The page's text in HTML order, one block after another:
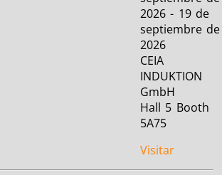
2026 - 19 de
septiembre de
2026
CEIA
INDUKTION
GmbH
Hall 5 Booth
5A75
Visitar